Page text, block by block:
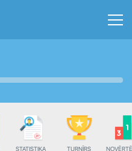
STATISTIKA TURNĪRS